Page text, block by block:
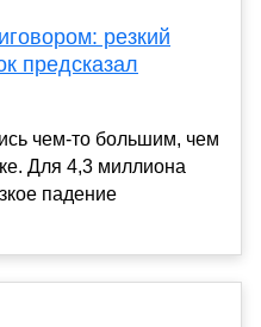
резкий
предсказал
чем-то большим, чем
Для 4,3 миллиона
падение